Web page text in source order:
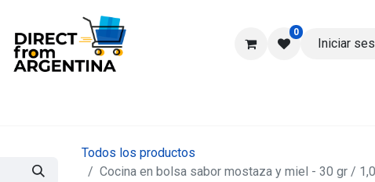
0
Iniciar
Todos los productos
Cocina en bolsa sabor mostaza y miel - 30 gr /